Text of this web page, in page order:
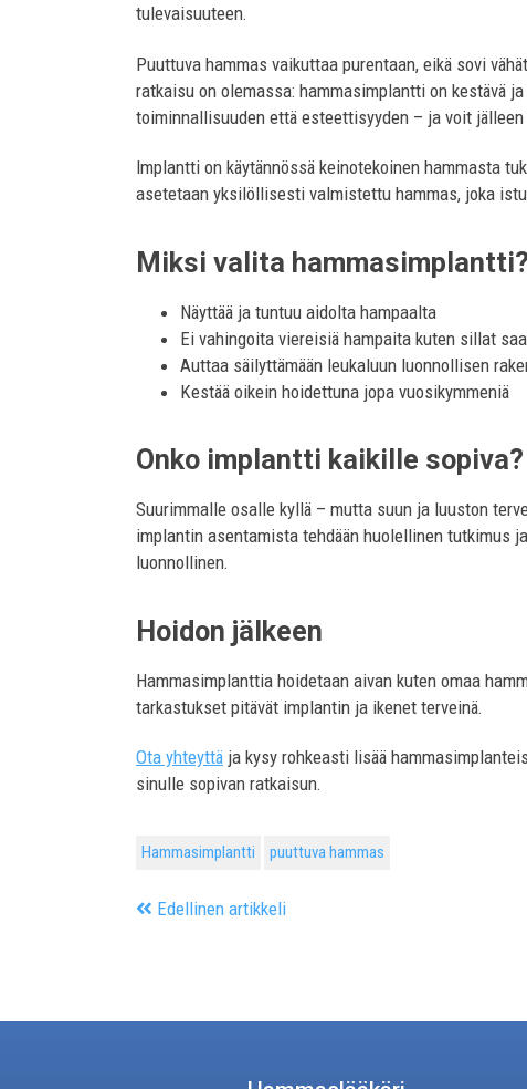
tulevaisuuteen.
Puuttuva hammas vaikuttaa purentaan, eikä sovi
ratkaisu on olemassa: hammasimplantti on kestävä
toiminnallisuuden että esteettisyyden – ja voit
Implantti on käytännössä keinotekoinen hammasta
asetetaan yksilöllisesti valmistettu hammas, joka
Miksi valita hammasimplantti?
Näyttää ja tuntuu aidolta hampaalta
Ei vahingoita viereisiä hampaita kuten sillat
Auttaa säilyttämään leukaluun luonnollisen
Kestää oikein hoidettuna jopa vuosikymmeniä
Onko implantti kaikille sopiva?
Suurimmalle osalle kyllä – mutta suun ja luuston
implantin asentamista tehdään huolellinen tutkimus
luonnollinen.
Hoidon jälkeen
Hammasimplanttia hoidetaan aivan kuten omaa
tarkastukset pitävät implantin ja ikenet terveinä.
Ota yhteyttä ja kysy rohkeasti lisää
sinulle sopivan ratkaisun.
Hammasimplantti puuttuva hammas
Edellinen artikkeli